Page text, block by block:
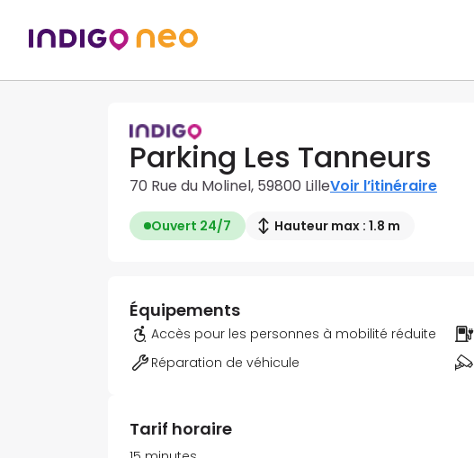
Parking Les Tanneurs
70 Rue du Molinel, 59800 LilleVoir l’itinéraire
Ouvert 24/7 Hauteur max : 1.8 m
Équipements
Accès pour les personnes à mobilité réduite
Réparation de véhicule
Tarif horaire